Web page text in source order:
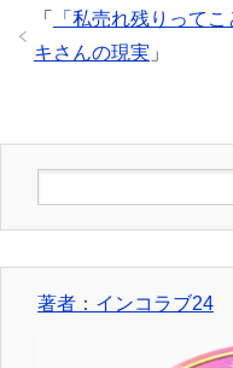
「
「私売れ残りって
キさんの現実 」
著者：インコラブ24